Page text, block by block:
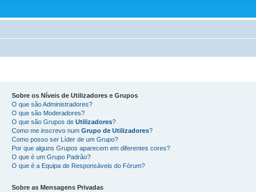
Sobre os Níveis de Utilizadorese Grupos
O que são Administradores?
O que são Moderadores?
O que são Grupos de Utilizadores?
Como me inscrevo num Grupo de Utilizadores?
Como posso ser Líder de um Grupo?
Por que alguns Grupos aparecem em diferentes cores?
O que é um Grupo Padrão?
O que é a Equipa de Responsáveis do Fórum?
Sobre as Mensagens Privadas